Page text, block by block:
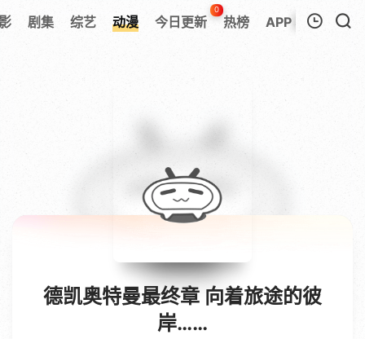
剧集 综艺 动漫 今日更新
0
热榜 APP
暂无观看影片的记录
德凯奥特曼最终章 向着旅途的彼
岸……